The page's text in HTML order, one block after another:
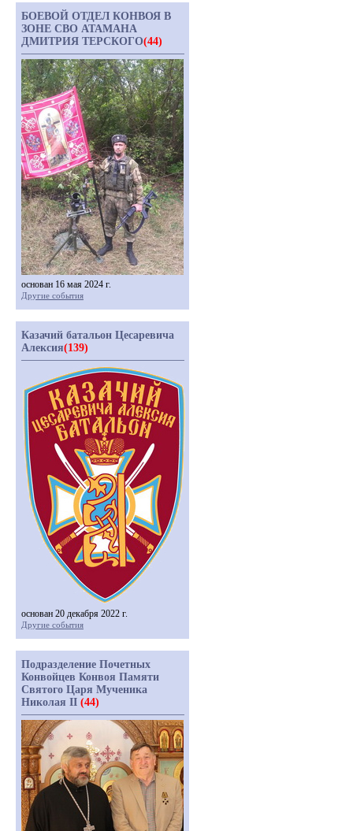
БОЕВОЙ ОТДЕЛ КОНВОЯ В
ЗОНЕ СВО АТАМАНА
ДМИТРИЯ ТЕРСКОГО(44)
основан 16 мая 2024 г.
Другие события
Казачий батальон Цесаревича
Алексия(139)
основан 20 декабря 2022 г.
Другие события
Подразделение Почетных
Конвойцев Конвоя Памяти
Святого Царя Мученика
Николая II (44)